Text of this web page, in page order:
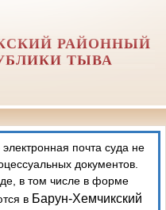
РАЙОННЫЙ
ТЫВА
почта суда не
документов.
в том числе в форме
в Барун-Хемчикский